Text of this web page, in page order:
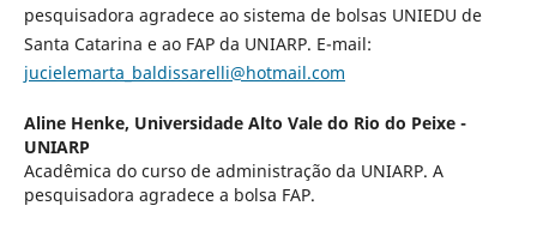
pesquisadora agradece ao sistema de bolsas UNIEDU de
Santa Catarina e ao FAP da UNIARP. E-mail:
jucielemarta_baldissarelli@hotmail.com
Aline Henke, Universidade Alto Vale do Rio do Peixe -
UNIARP
Acadêmica do curso de administração da UNIARP. A
pesquisadora agradece a bolsa FAP.